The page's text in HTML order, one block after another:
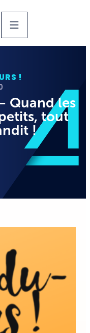
!
Quand les
tout
!